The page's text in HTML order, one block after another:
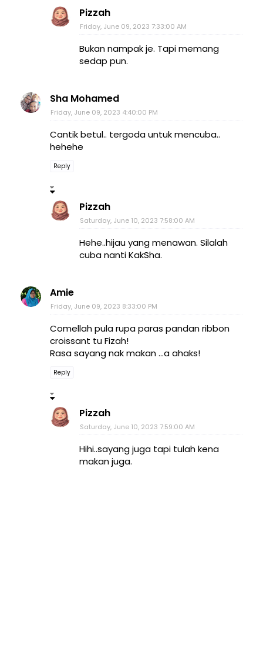
Pizzah
Friday, June 09, 2023 7:33:00 AM
Bukan nampak je. Tapi memang
sedap pun.
Sha Mohamed
Friday, June 09, 2023 4:40:00 PM
Cantik betul.. tergoda untuk mencuba..
hehehe
Reply
Pizzah
Saturday, June 10, 2023 7:58:00 AM
Hehe..hijau yang menawan. Silalah
cuba nanti KakSha.
Amie
Friday, June 09, 2023 8:33:00 PM
Comellah pula rupa paras pandan ribbon
croissant tu Fizah!
Rasa sayang nak makan ...a ahaks!
Reply
Pizzah
Saturday, June 10, 2023 7:59:00 AM
Hihi..sayang juga tapi tulah kena
makan juga.